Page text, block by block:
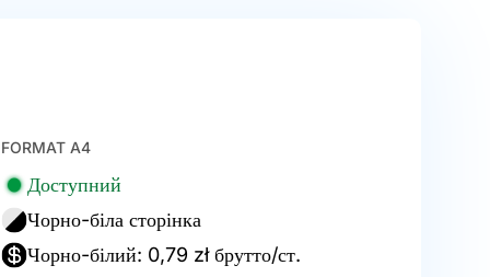
FORMAT A4
Доступний
Чорно-біла сторінка
Чорно-білий: 0,79 zł брутто/ст.